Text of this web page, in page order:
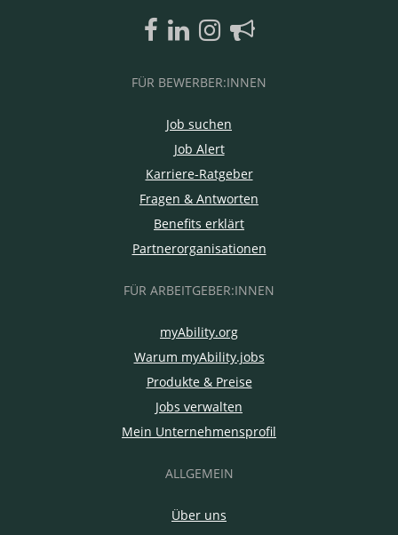
FÜR BEWERBER:INNEN
Job suchen
Job Alert
Karriere-Ratgeber
Fragen & Antworten
Benefits erklärt
Partnerorganisationen
FÜR ARBEITGEBER:INNEN
myAbility.org
Warum myAbility.jobs
Produkte & Preise
Jobs verwalten
Mein Unternehmensprofil
ALLGEMEIN
Über uns